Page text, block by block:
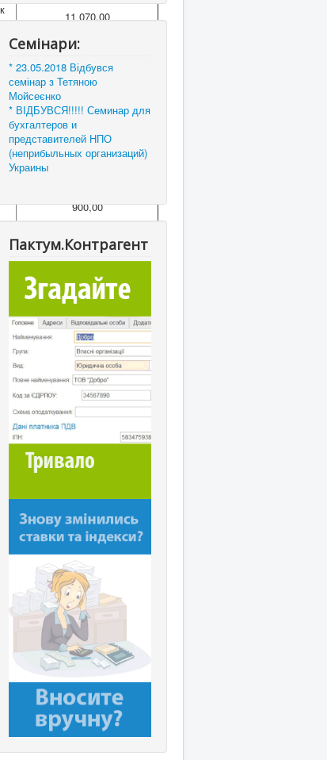
11 070,00
21 600,00
5 400,00
900,00
11 016,00
1 080,00
4 500,00
Семінари:
* 23.05.2018 Відбувся
семінар з Тетяною
Мойсеєнко
* ВІДБУВСЯ!!!!! Семинар для
бухгалтеров и
представителей НПО
(неприбыльных организаций)
Украины
Пактум.Контрагент